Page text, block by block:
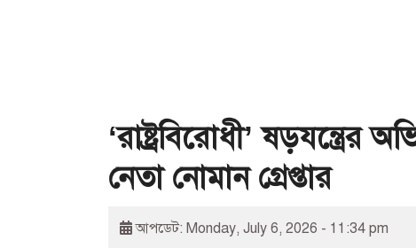
‘রাষ্ট্রবিরোধী’ ষড়যন্ত্রের
নেতা নোমান গ্রেপ্তার
আপডেট: Monday, July 6, 2026 - 11:34 pm